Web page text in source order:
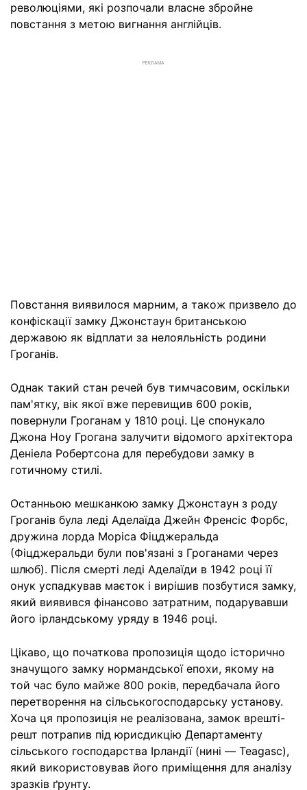
революціями, які розпочали власне збройне
повстання з метою вигнання англійців.
РЕКЛАМА
Повстання виявилося марним, а також призвело до
конфіскації замку Джонстаун британською
державою як відплати за нелояльність родини
Гроганів.
Однак такий стан речей був тимчасовим, оскільки
пам'ятку, вік якої вже перевищив 600 років,
повернули Гроганам у 1810 році. Це спонукало
Джона Ноу Грогана залучити відомого архітектора
Деніела Робертсона для перебудови замку в
готичному стилі.
Останньою мешканкою замку Джонстаун з роду
Гроганів була леді Аделаїда Джейн Френсіс Форбс,
дружина лорда Моріса Фіцджеральда
(Фіцджеральди були пов'язані з Гроганами через
шлюб). Після смерті леді Аделаїди в 1942 році її
онук успадкував маєток і вирішив позбутися замку,
який виявився фінансово затратним, подарувавши
його ірландському уряду в 1946 році.
Цікаво, що початкова пропозиція щодо історично
значущого замку нормандської епохи, якому на
той час було майже 800 років, передбачала його
перетворення на сільськогосподарську установу.
Хоча ця пропозиція не реалізована, замок врешті-
решт потрапив під юрисдикцію Департаменту
сільського господарства Ірландії (нині — Teagasc),
який використовував його приміщення для аналізу
зразків ґрунту.